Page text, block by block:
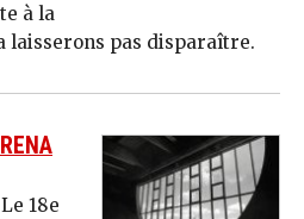
à la
laisserons pas disparaître.
18e